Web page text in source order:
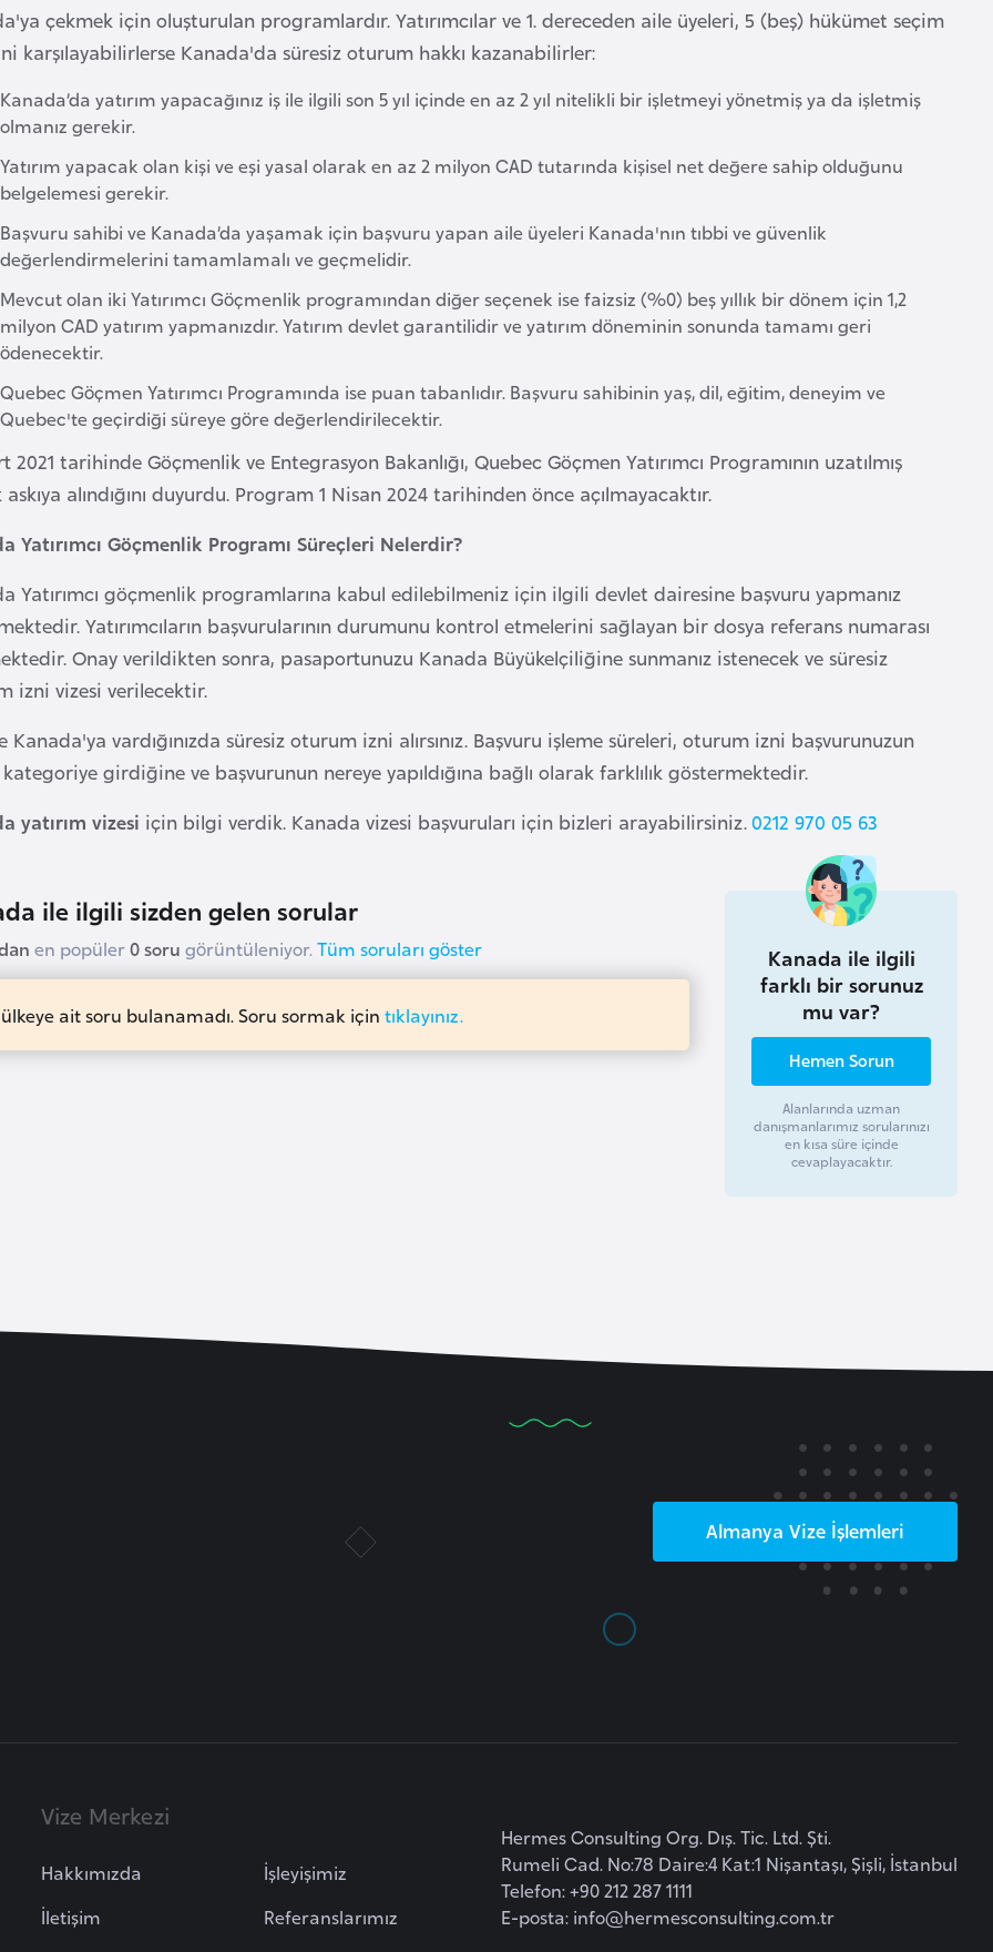
çekmek için oluşturulan programlardır. Yatırımcılar ve 1. dereceden aile üyeleri, 5 (beş) hükümet seçim
karşılayabilirlerse Kanada'da süresiz oturum hakkı kazanabilirler:
Kanada’da yatırım yapacağınız iş ile ilgili son 5 yıl içinde en az 2 yıl nitelikli bir işletmeyi yönetmiş ya da işletmiş
olmanız gerekir.
Yatırım yapacak olan kişi ve eşi yasal olarak en az 2 milyon CAD tutarında kişisel net değere sahip olduğunu
belgelemesi gerekir.
Başvuru sahibi ve Kanada’da yaşamak için başvuru yapan aile üyeleri Kanada'nın tıbbi ve güvenlik
değerlendirmelerini tamamlamalı ve geçmelidir.
Mevcut olan iki Yatırımcı Göçmenlik programından diğer seçenek ise faizsiz (%0) beş yıllık bir dönem için 1,2
milyon CAD yatırım yapmanızdır. Yatırım devlet garantilidir ve yatırım döneminin sonunda tamamı geri
ödenecektir.
Quebec Göçmen Yatırımcı Programında ise puan tabanlıdır. Başvuru sahibinin yaş, dil, eğitim, deneyim ve
Quebec'te geçirdiği süreye göre değerlendirilecektir.
2021 tarihinde Göçmenlik ve Entegrasyon Bakanlığı, Quebec Göçmen Yatırımcı Programının uzatılmış
alındığını duyurdu. Program 1 Nisan 2024 tarihinden önce açılmayacaktır.
Yatırımcı Göçmenlik Programı Süreçleri Nelerdir?
Yatırımcı göçmenlik programlarına kabul edilebilmeniz için ilgili devlet dairesine başvuru yapmanız
Yatırımcıların başvurularının durumunu kontrol etmelerini sağlayan bir dosya referans numarası
Onay verildikten sonra, pasaportunuzu Kanada Büyükelçiliğine sunmanız istenecek ve süresiz
izni vizesi verilecektir.
Kanada'ya vardığınızda süresiz oturum izni alırsınız. Başvuru işleme süreleri, oturum izni başvurunuzun
girdiğine ve başvurunun nereye yapıldığına bağlı olarak farklılık göstermektedir.
yatırım vizesi için bilgi verdik. Kanada vizesi başvuruları için bizleri arayabilirsiniz.0212 970 05 63
ile ilgili sizden gelen sorular
en popüler0 soru görüntüleniyor.Tüm soruları göster
ait soru bulanamadı. Soru sormak için tıklayınız.
Kanada ile ilgili
farklı bir sorunuz
mu var?
Hemen Sorun
Alanlarında uzman
danışmanlarımız sorularınızı
en kısa süre içinde
cevaplayacaktır.
Almanya Vize İşlemleri
Vize Merkezi
Hakkımızda
İletişim
İşleyişimiz
Referanslarımız
Hermes Consulting Org. Dış. Tic. Ltd. Şti.
Rumeli Cad. No:78 Daire:4 Kat:1 Nişantaşı, Şişli, İstanbul
Telefon: +90 212 287 1111
E-posta: info@hermesconsulting.com.tr